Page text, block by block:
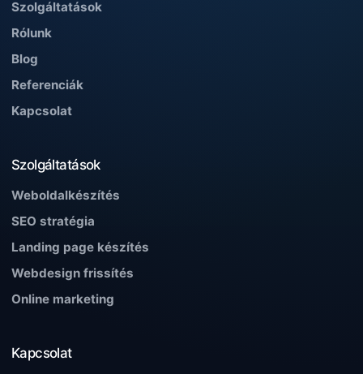
Szolgáltatások
Rólunk
Blog
Referenciák
Kapcsolat
Szolgáltatások
Weboldalkészítés
SEO stratégia
Landing page készítés
Webdesign frissítés
Online marketing
Kapcsolat